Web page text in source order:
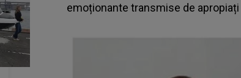
emoționante transmise de